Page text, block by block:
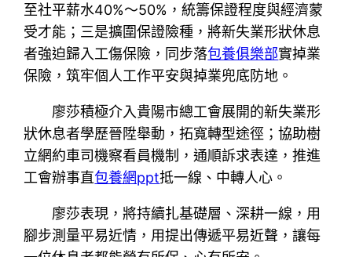
至社平薪水40%～50%，統籌保證程度與經濟蒙
受才能；三是擴圍保證險種，將新失業形狀休息
者強迫歸入工傷保險，同步落包養俱樂部實掉業
保險，筑牢個人工作平安與掉業兜底防地。
廖莎積極介入貴陽市總工會展開的新失業形
狀休息者學歷晉陞舉動，拓寬轉型途徑；協助樹
立網約車司機察看員機制，通順訴求表達，推進
工會辦事直包養網ppt抵一線、中轉人心。
廖莎表現，將持續扎基礎層、深耕一線，用
腳步測量平易近情，用提出傳遞平易近聲，讓每